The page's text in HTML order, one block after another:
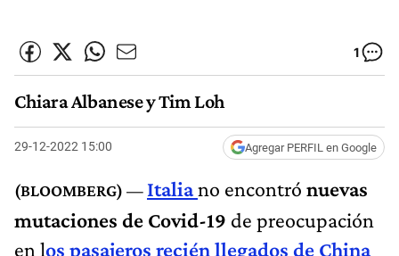
1
Chiara Albanese y Tim Loh
29-12-2022 15:00 Agregar PERFIL en Google
Italiano encontró nuevas
mutaciones de Covid-19 de preocupación
en los pasajeros recién llegados de China